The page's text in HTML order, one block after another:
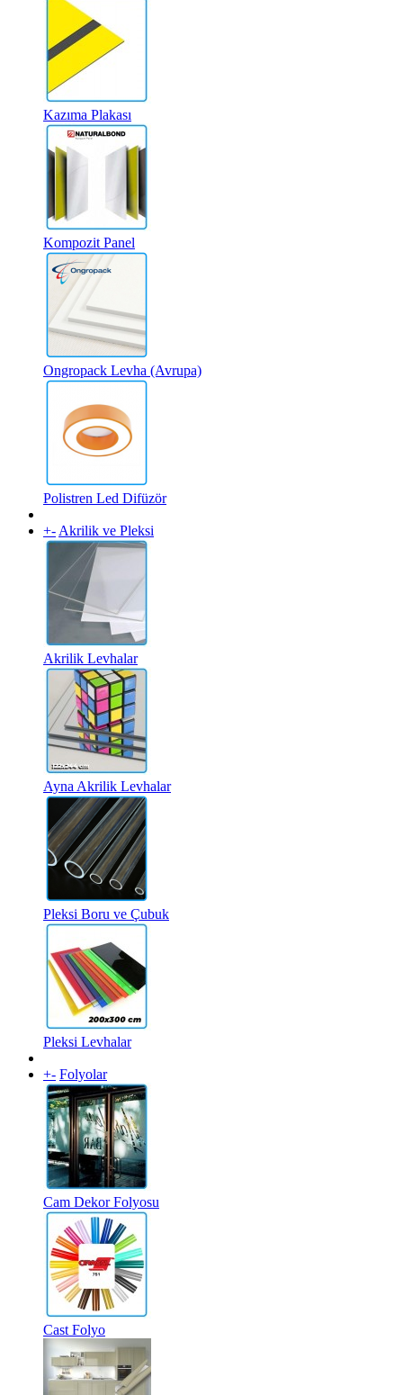
Kazıma Plakası
Kompozit Panel
Ongropack Levha (Avrupa)
Polistren Led Difüzör
+- Akrilik ve Pleksi
Akrilik Levhalar
Ayna Akrilik Levhalar
Pleksi Boru ve Çubuk
Pleksi Levhalar
+- Folyolar
Cam Dekor Folyosu
Cast Folyo